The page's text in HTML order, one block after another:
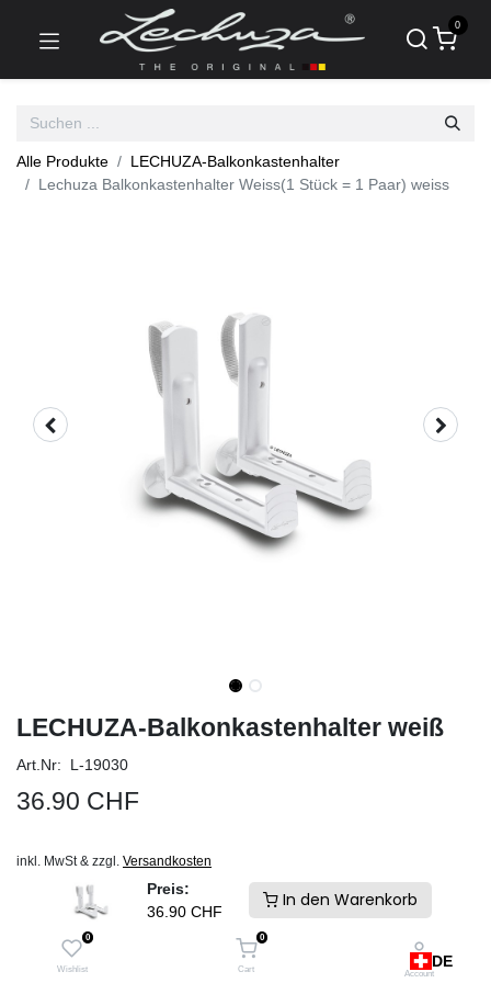
Preis:
36.90 CHF
In den Warenkorb
0
Wishlist
0
Cart Account
0
Alle Produkte
LECHUZA-Balkonkastenhalter
Lechuza Balkonkastenhalter Weiss(1 Stück = 1 Paar) weiss
LECHUZA-Balkonkastenhalter weiß
Art.Nr: L-19030
36.90 CHF
inkl. MwSt & zzgl. Versandkosten
Schneller Versand und keine Zollgebühren. Ab Lager Schweiz
IN DEN WARENKORB
Auf die Wunschliste
DE